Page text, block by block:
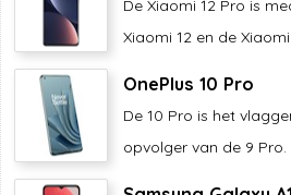
De Xiaomi 12 Pro is
Xiaomi 12 en de Xiaomi
OnePlus 10 Pro
De 10 Pro is het
opvolger van de 9 Pro.